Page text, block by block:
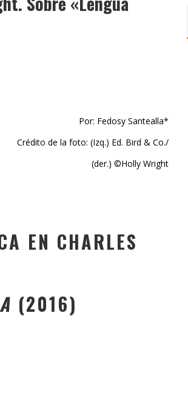
Por: Fedosy Santealla*
Crédito de la foto: (Izq.) Ed. Bird & Co./
(der.) ©Holly Wright
EN CHARLES
(2016)